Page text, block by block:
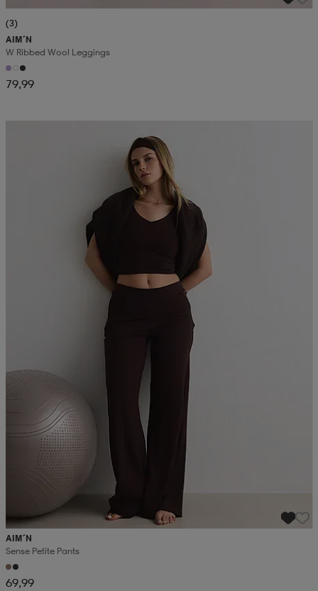
(3)
AIM´N
W Ribbed Wool Leggings
79,99
AIM´N
Sense Petite Pants
69,99